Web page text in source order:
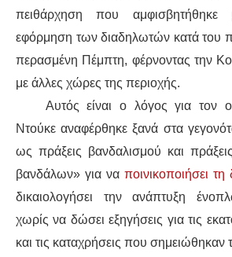
πειθάρχηση που αμφισβητήθηκε
εφόρμηση των διαδηλωτών κατά του
περασμένη Πέμπτη, φέρνοντας την
με άλλες χώρες της περιοχής.
Αυτός είναι ο λόγος για τον
Ντούκε αναφέρθηκε ξανά στα
ως πράξεις βανδαλισμού και
βανδάλων» για να ποινικοποιήσει τη
δικαιολογήσει την ανάπτυξη
χωρίς να δώσει εξηγήσεις γιατις
και τις καταχρήσεις που σημειώθηκαν